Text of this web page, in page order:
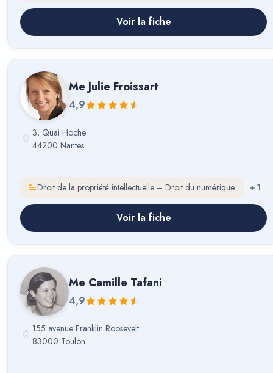
Voir la fiche
Me Julie Froissart
4,9
3, Quai Hoche
44200 Nantes
Droit de la propriété intellectuelle – Droit du numérique + 1
Voir la fiche
Me Camille Tafani
4,9
155 avenue Franklin Roosevelt
83000 Toulon